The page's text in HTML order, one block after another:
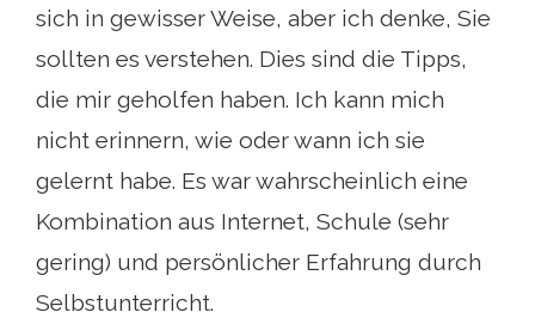
sich in gewisser Weise, aber ich denke, Sie
sollten es verstehen. Dies sind die Tipps,
die mir geholfen haben. Ich kann mich
nicht erinnern, wie oder wann ich sie
gelernt habe. Es war wahrscheinlich eine
Kombination aus Internet, Schule (sehr
gering) und persönlicher Erfahrung durch
Selbstunterricht.